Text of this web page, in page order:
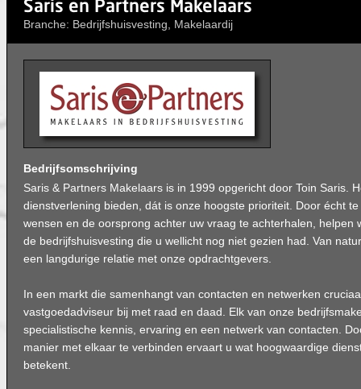
Saris en Partners Makelaars
Branche: Bedrijfshuisvesting, Makelaardij
Bedrijfsomschrijving
Saris & Partners Makelaars is in 1999 opgericht door Toin Saris.
dienstverlening bieden, dát is onze hoogste prioriteit. Door écht
wensen en de oorsprong achter uw vraag te achterhalen, helpen
de bedrijfshuisvesting die u wellicht nog niet gezien had. Van
een langdurige relatie met onze opdrachtgevers.
In een markt die samenhangt van contacten en netwerken
vastgoedadviseur bij met raad en daad. Elk van onze
specialistische kennis, ervaring en een netwerk van contacten.
manier met elkaar te verbinden ervaart u wat hoogwaardige
betekent.